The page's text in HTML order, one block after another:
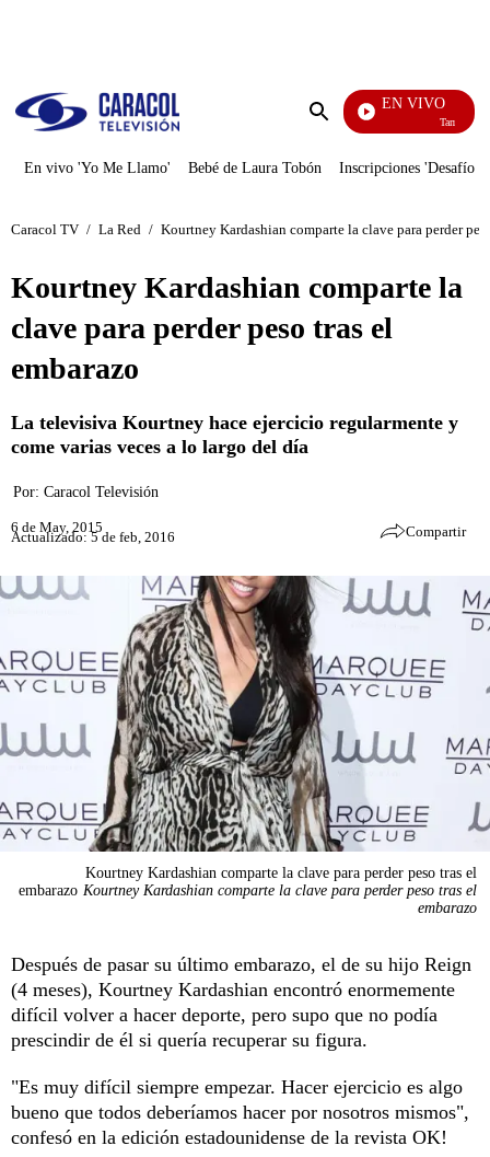
Enviar
EN VIVO
También
En vivo 'Yo Me Llamo' Bebé de Laura Tobón Inscripciones 'Desafío'
Caracol TV / La Red / Kourtney Kardashian comparte la clave para perder
Kourtney Kardashian comparte la
clave para perder peso tras el
embarazo
La televisiva Kourtney hace ejercicio regularmente y
come varias veces a lo largo del día
Por: Caracol Televisión
6 de May, 2015
Actualizado: 5 de feb, 2016 Compartir
Kourtney Kardashian comparte la clave para perder peso tras el
embarazo Kourtney Kardashian comparte la clave para perder peso tras el
embarazo
Después de pasar su último embarazo, el de su hijo Reign
(4 meses), Kourtney Kardashian encontró enormemente
difícil volver a hacer deporte, pero supo que no podía
prescindir de él si quería recuperar su figura.
"Es muy difícil siempre empezar. Hacer ejercicio es algo
bueno que todos deberíamos hacer por nosotros mismos",
confesó en la edición estadounidense de la revista OK!